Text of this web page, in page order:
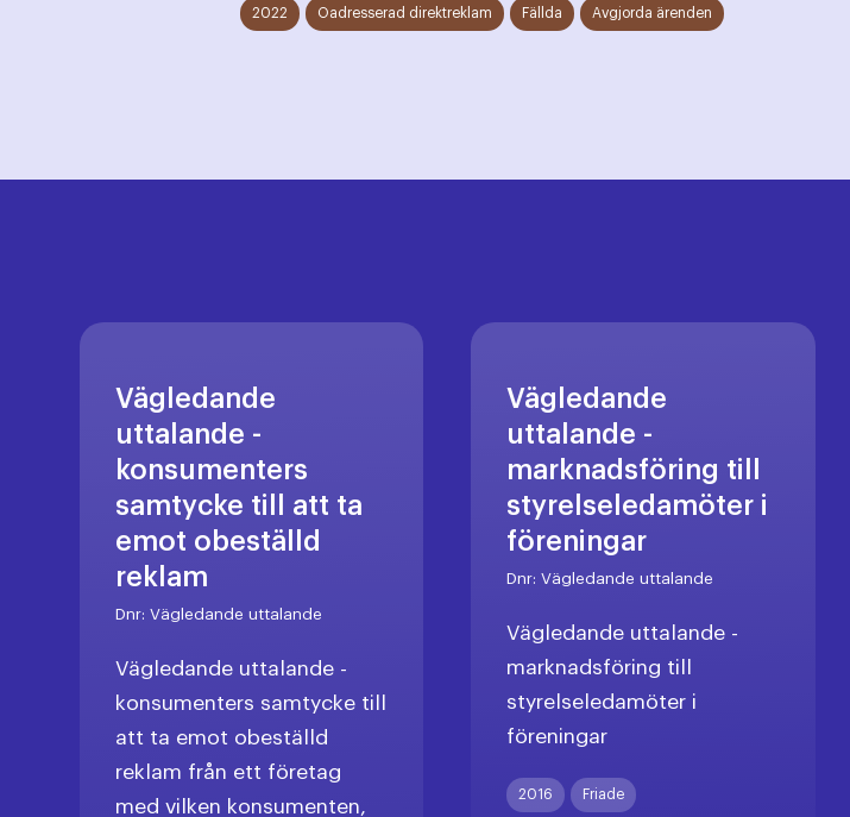
2022 Oadresserad direktreklam Fällda Avgjorda ärenden
Vägledande
uttalande -
konsumenters
samtycke till att ta
emot obeställd
reklam
Dnr:Vägledande uttalande
Vägledande uttalande -
konsumenters samtycke till
att ta emot obeställd
reklam från ett företag
med vilken konsumenten,
Vägledande
uttalande -
marknadsföring till
styrelseledamöter i
föreningar
Dnr:Vägledande uttalande
Vägledande uttalande -
marknadsföring till
styrelseledamöter i
föreningar
2016 Friade